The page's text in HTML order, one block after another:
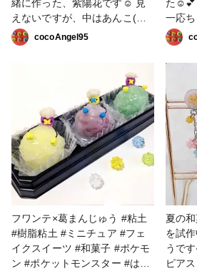
緒に作った、紫陽花です☺️ 見
えないですが、中はあんこ(こ
しあん)にしてます☺️ 〜作業メ
モ(参考までに)〜 ☻︎黒文字は竹
き紙は和紙です✩︎⡱ ☻︎お皿は粒
状の砂を混ぜて形作ってます
子 #紫陽花
cocoAngel95
た☺️💕
一応ち
す🤭💕 ☻︎箱はバルサ材、和紙
で作って
本物
皿と
懐紙
削り
る畳
※まだ
技術
分か
までに🍀.* #ミニ
#和菓
フワンテ×葛まんじゅう #粘土
#樹脂粘土 #ミニチュア #フェ
イクスイーツ #和菓子 #ポケモ
ン #ポケットモンスター #はじ
夏の
を試作中 試作で夏が
うです😂笑 #ア
ピアス #イヤリング #ミニチュ